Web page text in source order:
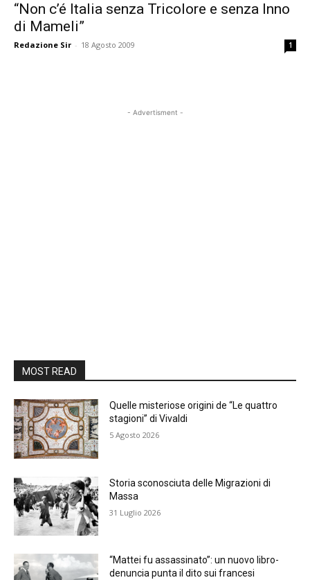
“Non c’é Italia senza Tricolore e senza Inno
di Mameli”
Redazione Sir - 18 Agosto 2009 1
- Advertisment -
MOST READ
Quelle misteriose origini de “Le quattro
stagioni” di Vivaldi
5 Agosto 2026
Storia sconosciuta delle Migrazioni di
Massa
31 Luglio 2026
“Mattei fu assassinato”: un nuovo libro-
denuncia punta il dito sui francesi